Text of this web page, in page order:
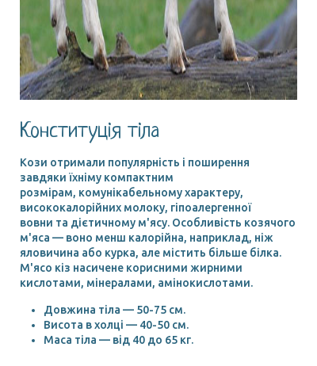
Конституція тіла
Кози отримали популярність і поширення
завдяки їхніму компактним
розмірам, комунікабельному характеру,
висококалорійних молоку, гіпоалергенної
вовни та дієтичному м'ясу. Особливість козячого
м'яса — воно менш калорійна, наприклад, ніж
яловичина або курка, але містить більше білка.
М'ясо кіз насичене корисними жирними
кислотами, мінералами, амінокислотами.
Довжина тіла — 50-75 см.
Висота в холці — 40-50 см.
Маса тіла — від 40 до 65 кг.